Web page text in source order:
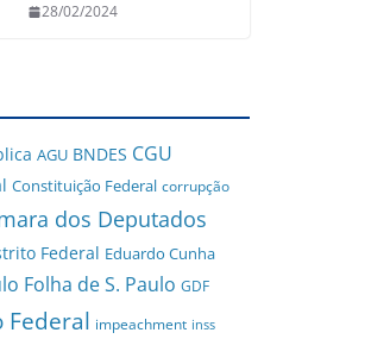
28/02/2024
AGU BNDES CGU
Constituição Federal corrupção
dos Deputados
Federal Eduardo Cunha
Folha de S. Paulo GDF
Federal impeachment inss